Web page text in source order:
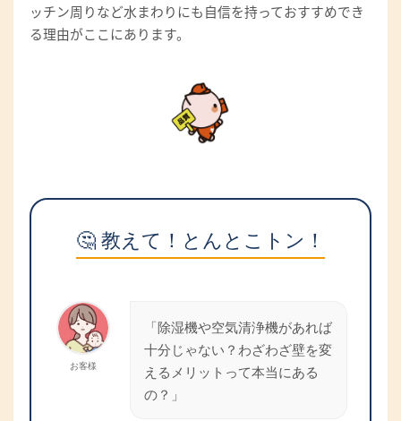
ッチン周りなど水まわりにも自信を持っておすすめでき
る理由がここにあります。
🤔 教えて！とんとこトン！
お客様
「除湿機や空気清浄機があれば
十分じゃない？わざわざ壁を変
えるメリットって本当にある
の？」